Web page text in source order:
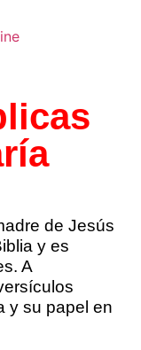
de Jesús
y es
A
y su papel en